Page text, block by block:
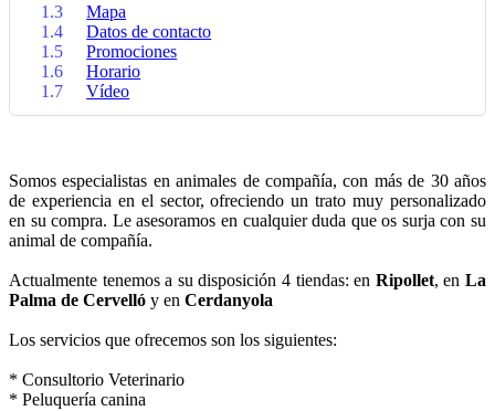
1.3
Mapa
1.4
Datos de contacto
1.5
Promociones
1.6
Horario
1.7
Vídeo
Somos especialistas en animales de compañía, con más de 30 años
de experiencia en el sector, ofreciendo un trato muy personalizado
en su compra. Le asesoramos en cualquier duda que os surja con su
animal de compañía.
Actualmente tenemos a su disposición 4 tiendas: en Ripollet, enLa
Palma de Cervelló y en Cerdanyola
Los servicios que ofrecemos son los siguientes:
* Consultorio Veterinario
* Peluquería canina